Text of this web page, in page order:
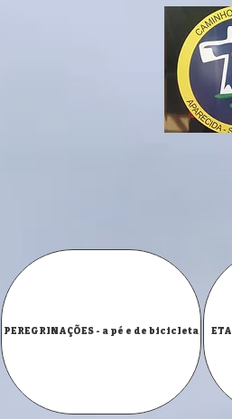
PEREGRINAÇÕES - a pé e de bicicleta